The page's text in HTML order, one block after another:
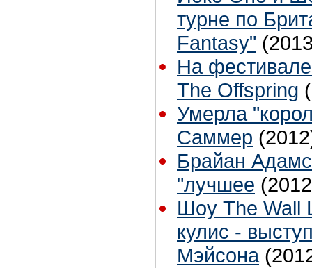
турне по
Fantasy"
На
The Offspring
Умерла
Саммер
Брайан
"лучшее
Шоу The Wall
кулис -
Мэйсона